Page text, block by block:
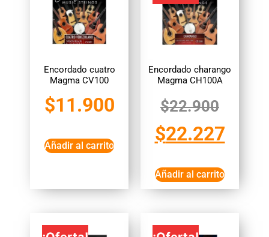
Encordado cuatro
Magma CV100
$11.900
Añadir al carrito
Encordado charango
Magma CH100A
$22.900
$22.227
Añadir al carrito